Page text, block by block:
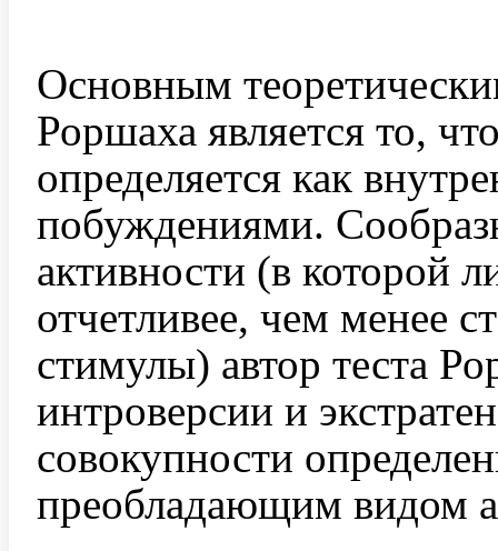
Основным
Роршаха является то,
определяется как
побуждениями.
активности (в которой
отчетливее, чем менее
стимулы) автор теста
интроверсии и
совокупности
преобладающим видом